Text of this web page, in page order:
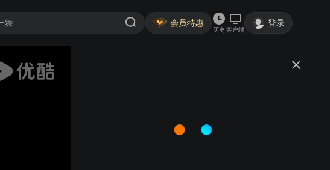
会员特惠
历史 客户端
登录